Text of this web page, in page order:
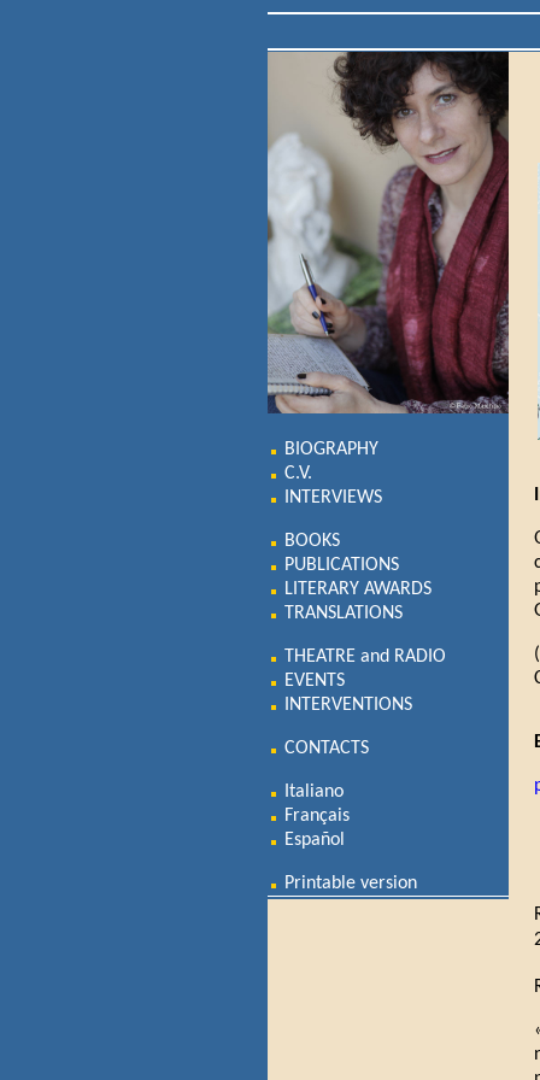
BIOGRAPHY
C.V.
INTERVIEWS
BOOKS
PUBLICATIONS
LITERARY AWARDS
TRANSLATIONS
THEATRE and RADIO
EVENTS
INTERVENTIONS
CONTACTS
Italiano
Français
Español
Printable version